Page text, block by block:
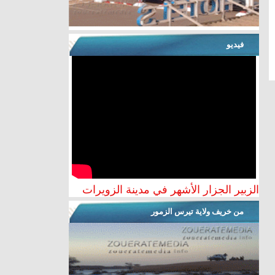
فيديو
الزبير الجزار الأشهر في مدينة الزويرات
من خريف ولاية تيرس الزمور